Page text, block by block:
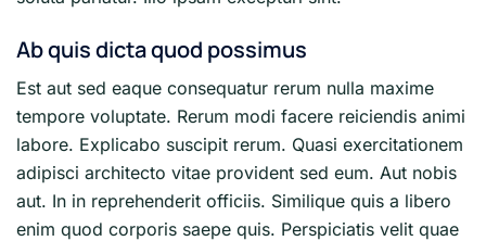
Ab quis dicta quod possimus
Est aut sed eaque consequatur rerum nulla maxime
tempore voluptate. Rerum modi facere reiciendis animi
labore. Explicabo suscipit rerum. Quasi exercitationem
adipisci architecto vitae provident sed eum. Aut nobis
aut. In in reprehenderit officiis. Similique quis a libero
enim quod corporis saepe quis. Perspiciatis velit quae